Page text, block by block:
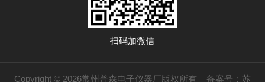
扫码加微信
Copyright © 2026常州普森电子仪器厂版权所有 备案号：苏